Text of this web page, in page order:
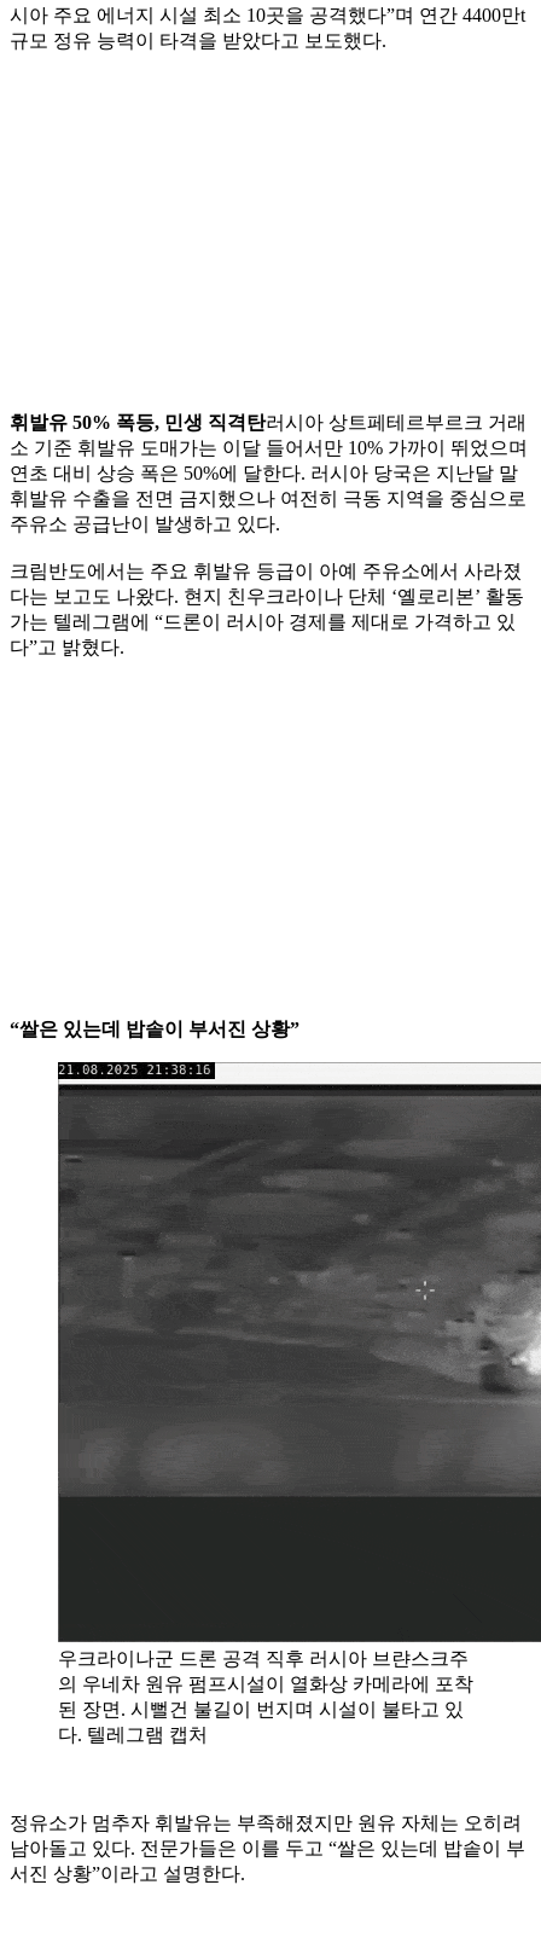
시아 주요 에너지 시설 최소 10곳을 공격했다”며 연간 4400만t
규모 정유 능력이 타격을 받았다고 보도했다.
휘발유 50% 폭등, 민생 직격탄러시아 상트페테르부르크 거래
소 기준 휘발유 도매가는 이달 들어서만 10% 가까이 뛰었으며
연초 대비 상승 폭은 50%에 달한다. 러시아 당국은 지난달 말
휘발유 수출을 전면 금지했으나 여전히 극동 지역을 중심으로
주유소 공급난이 발생하고 있다.
크림반도에서는 주요 휘발유 등급이 아예 주유소에서 사라졌
다는 보고도 나왔다. 현지 친우크라이나 단체 ‘옐로리본’ 활동
가는 텔레그램에 “드론이 러시아 경제를 제대로 가격하고 있
다”고 밝혔다.
“쌀은 있는데 밥솥이 부서진 상황”
우크라이나군 드론 공격 직후 러시아 브랸스크주
의 우네차 원유 펌프시설이 열화상 카메라에 포착
된 장면. 시뻘건 불길이 번지며 시설이 불타고 있
다. 텔레그램 캡처
정유소가 멈추자 휘발유는 부족해졌지만 원유 자체는 오히려
남아돌고 있다. 전문가들은 이를 두고 “쌀은 있는데 밥솥이 부
서진 상황”이라고 설명한다.